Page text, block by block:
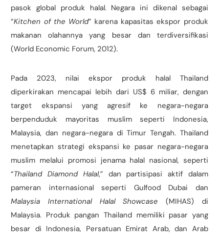
pasok global produk halal. Negara ini dikenal sebagai
“Kitchen of the World” karena kapasitas ekspor produk
makanan olahannya yang besar dan terdiversifikasi
(World Economic Forum, 2012).
Pada 2023, nilai ekspor produk halal Thailand
diperkirakan mencapai lebih dari US$ 6 miliar, dengan
target ekspansi yang agresif ke negara-negara
berpenduduk mayoritas muslim seperti Indonesia,
Malaysia, dan negara-negara di Timur Tengah. Thailand
menetapkan strategi ekspansi ke pasar negara-negara
muslim melalui promosi jenama halal nasional, seperti
“Thailand Diamond Halal,” dan partisipasi aktif dalam
pameran internasional seperti Gulfood Dubai dan
Malaysia International Halal Showcase (MIHAS) di
Malaysia. Produk pangan Thailand memiliki pasar yang
besar di Indonesia, Persatuan Emirat Arab, dan Arab